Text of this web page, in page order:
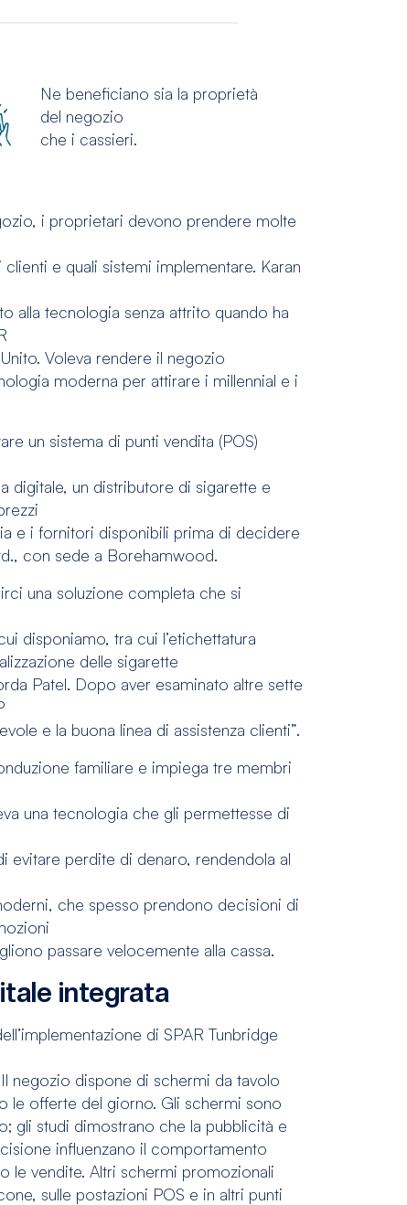
Ne beneficiano sia la proprietà
del negozio
che i cassieri.
i proprietari devono prendere molte
e quali sistemi implementare. Karan
alla tecnologia senza attrito quando ha
Voleva rendere il negozio
moderna per attirare i millennial e i
un sistema di punti vendita (POS)
digitale, un distributore di sigarette e
e i fornitori disponibili prima di decidere
con sede a Borehamwood.
una soluzione completa che si
disponiamo, tra cui l’etichettatura
delle sigarette
Patel. Dopo aver esaminato altre sette
e la buona linea di assistenza clienti”.
familiare e impiega tre membri
una tecnologia che gli permettesse di
evitare perdite di denaro, rendendola al
che spesso prendono decisioni di
passare velocemente alla cassa.
integrata
di SPAR Tunbridge
negozio dispone di schermi da tavolo
le offerte del giorno. Gli schermi sono
gli studi dimostrano che la pubblicità e
influenzano il comportamento
le vendite. Altri schermi promozionali
sulle postazioni POS e in altri punti